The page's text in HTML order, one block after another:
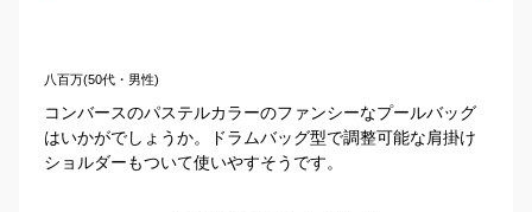
八百万(50代・男性)
コンバースのパステルカラーのファンシーなプールバッグ
はいかがでしょうか。ドラムバッグ型で調整可能な肩掛け
ショルダーもついて使いやすそうです。